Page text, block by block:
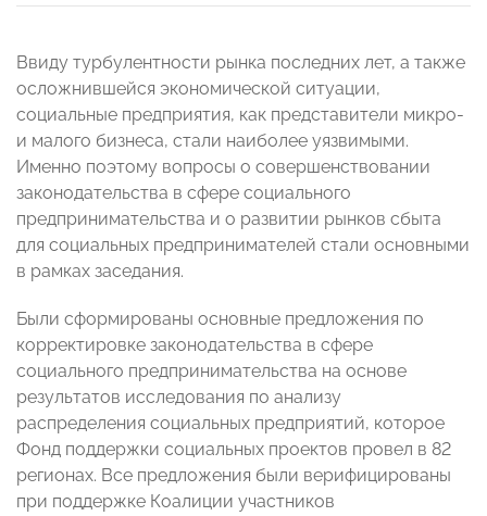
Ввиду турбулентности рынка последних лет, а также
осложнившейся экономической ситуации,
социальные предприятия, как представители микро-
и малого бизнеса, стали наиболее уязвимыми.
Именно поэтому вопросы о совершенствовании
законодательства в сфере социального
предпринимательства и о развитии рынков сбыта
для социальных предпринимателей стали основными
в рамках заседания.
Были сформированы основные предложения по
корректировке законодательства в сфере
социального предпринимательства на основе
результатов исследования по анализу
распределения социальных предприятий, которое
Фонд поддержки социальных проектов провел в 82
регионах. Все предложения были верифицированы
при поддержке Коалиции участников